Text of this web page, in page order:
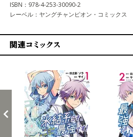
ISBN：978-4-253-30090-2
レーベル：ヤングチャンピオン・コミックス